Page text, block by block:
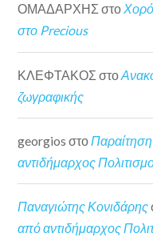
ΟΜΑΔΑΡΧΗΣ στο
στο Precious
ΚΛΕΦΤΑΚΟΣ στο
ζωγραφικής
georgios στο
αντιδήμαρχος
Παναγιώτης Κονιδάρης
από αντιδήμαρχος